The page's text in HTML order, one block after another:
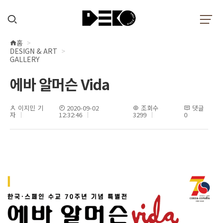
현
재
치
홈
DESIGN & ART
GALLERY
에바 알머슨 Vida
이지민 기
자
2020-09-02
12:32:46
조회수
3299
댓글
0